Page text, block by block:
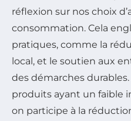
réflexion sur nos choix
consommation. Cela
pratiques, comme la
local, et le soutien aux
des démarches
produits ayant un faible
on participe à la